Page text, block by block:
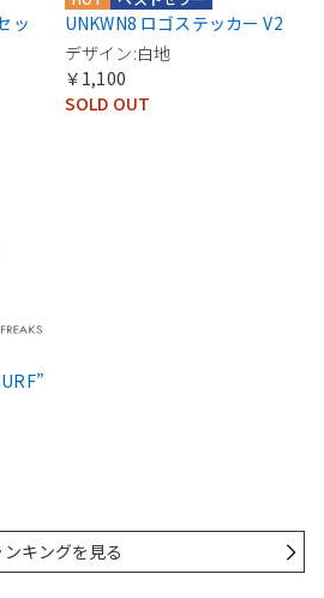
ッ
UNKWN8 ロゴステッカー V2
デザイン:白地
￥1,100
SOLD OUT
ンキングを見る